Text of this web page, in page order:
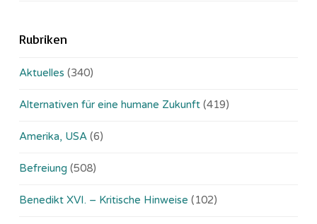
Rubriken
Aktuelles (340)
Alternativen für eine humane Zukunft (419)
Amerika, USA (6)
Befreiung (508)
Benedikt XVI. – Kritische Hinweise (102)